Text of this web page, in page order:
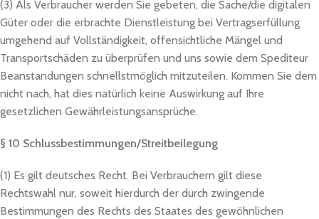
(3) Als Verbraucher werden Sie gebeten, die Sache/die digitalen
Güter oder die erbrachte Dienstleistung bei Vertragserfüllung
umgehend auf Vollständigkeit, offensichtliche Mängel und
Transportschäden zu überprüfen und uns sowie dem Spediteur
Beanstandungen schnellstmöglich mitzuteilen. Kommen Sie dem
nicht nach, hat dies natürlich keine Auswirkung auf Ihre
gesetzlichen Gewährleistungsansprüche.
§ 10 Schlussbestimmungen/Streitbeilegung
(1) Es gilt deutsches Recht. Bei Verbrauchern gilt diese
Rechtswahl nur, soweit hierdurch der durch zwingende
Bestimmungen des Rechts des Staates des gewöhnlichen